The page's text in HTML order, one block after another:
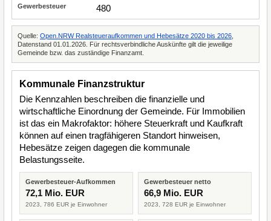
480
Quelle: Open.NRW Realsteueraufkommen und Hebesätze 2020 bis 2026
Datenstand 01.01.2026. Für rechtsverbindliche Auskünfte gilt die jeweilige
Gemeinde bzw. das zuständige Finanzamt.
Kommunale Finanzstruktur
Die Kennzahlen beschreiben die finanzielle und
wirtschaftliche Einordnung der Gemeinde. Für Immobilien
ist das ein Makrofaktor: höhere Steuerkraft und Kaufkraft
können auf einen tragfähigeren Standort hinweisen,
Hebesätze zeigen dagegen die kommunale
Belastungsseite.
Gewerbesteuer-Aufkommen
72,1 Mio. EUR
2023, 786 EUR je Einwohner
Gewerbesteuer netto
66,9 Mio. EUR
2023, 728 EUR je Einwohner